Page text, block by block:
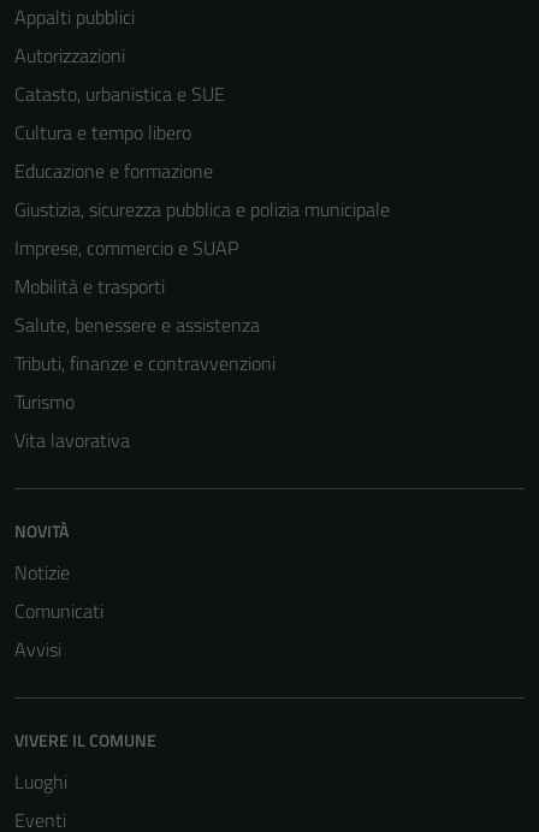
Appalti pubblici
Autorizzazioni
Catasto, urbanistica e SUE
Cultura e tempo libero
Educazione e formazione
Giustizia, sicurezza pubblica e polizia municipale
Imprese, commercio e SUAP
Mobilità e trasporti
Salute, benessere e assistenza
Tributi, finanze e contravvenzioni
Turismo
Vita lavorativa
NOVITÀ
Notizie
Comunicati
Avvisi
VIVERE IL COMUNE
Luoghi
Eventi
funzionamento